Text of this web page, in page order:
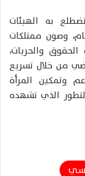
به الهيئات
وصون ممتلكات
والحريات،
من خلال تسريع
وتمكين المرأة
الذي تشهده